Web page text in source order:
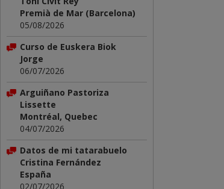
Premià de Mar (Barcelona)
05/08/2026
Curso de Euskera Biok
Jorge
06/07/2026
Arguiñano Pastoriza
Lissette
Montréal, Quebec
04/07/2026
Datos de mi tatarabuelo
Cristina Fernández
España
02/07/2026